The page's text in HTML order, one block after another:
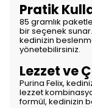
Pratik
85 gramlık
bir seçenek
kedinizin
yönetebilirsiniz.
Lezzet ve
Purina Felix,
lezzet
formül, kedinizin